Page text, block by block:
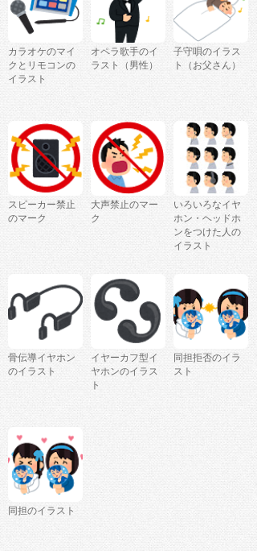
カラオケのマイ
クとリモコンの
イラスト
オペラ歌手のイ
ラスト（男性）
子守唄のイラス
ト（お父さん）
スピーカー禁止
のマーク
大声禁止のマー
ク
いろいろなイヤ
ホン・ヘッドホ
ンをつけた人の
イラスト
骨伝導イヤホン
のイラスト
イヤーカフ型イ
ヤホンのイラス
ト
同担拒否のイラ
スト
同担のイラスト